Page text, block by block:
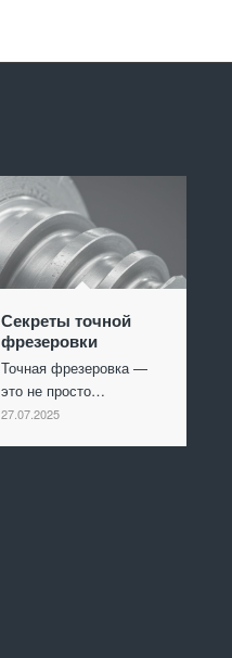
Секреты точной
фрезеровки
Точная фрезеровка —
это не просто…
27.07.2025